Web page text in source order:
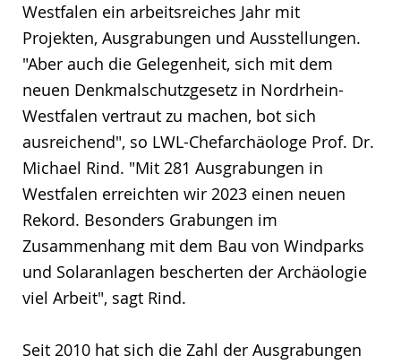
Westfalen ein arbeitsreiches Jahr mit
Projekten, Ausgrabungen und Ausstellungen.
"Aber auch die Gelegenheit, sich mit dem
neuen Denkmalschutzgesetz in Nordrhein-
Westfalen vertraut zu machen, bot sich
ausreichend", so LWL-Chefarchäologe Prof. Dr.
Michael Rind. "Mit 281 Ausgrabungen in
Westfalen erreichten wir 2023 einen neuen
Rekord. Besonders Grabungen im
Zusammenhang mit dem Bau von Windparks
und Solaranlagen bescherten der Archäologie
viel Arbeit", sagt Rind.
Seit 2010 hat sich die Zahl der Ausgrabungen